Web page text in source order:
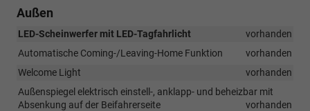
Außen
LED-Scheinwerfer mit LED-Tagfahrlicht
vorhanden
Automatische Coming-/Leaving-Home Funktion
vorhanden
Welcome Light
vorhanden
Außenspiegel elektrisch einstell-, anklapp- und beheizbar mit
Absenkung auf der Beifahrerseite
vorhanden